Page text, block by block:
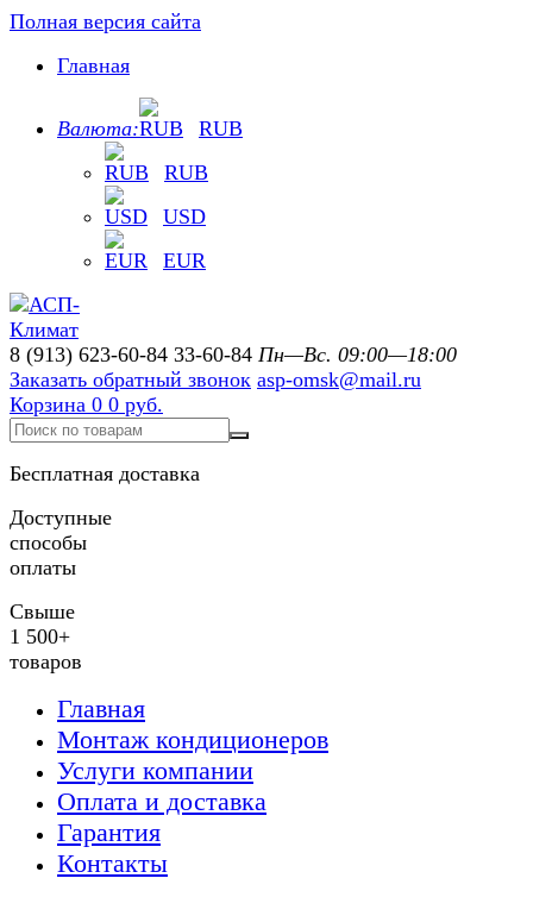
Полная версия сайта
Главная
Валюта:
RUB
RUB
USD
EUR
8 (913) 623-60-84 33-60-84 Пн—Вс. 09:00—18:00
Заказать обратный звонок asp-omsk@mail.ru
Корзина 0 0 руб.
Бесплатная доставка
Доступные
способы
оплаты
Свыше
1 500+
товаров
Главная
Монтаж кондиционеров
Услуги компании
Оплата и доставка
Гарантия
Контакты